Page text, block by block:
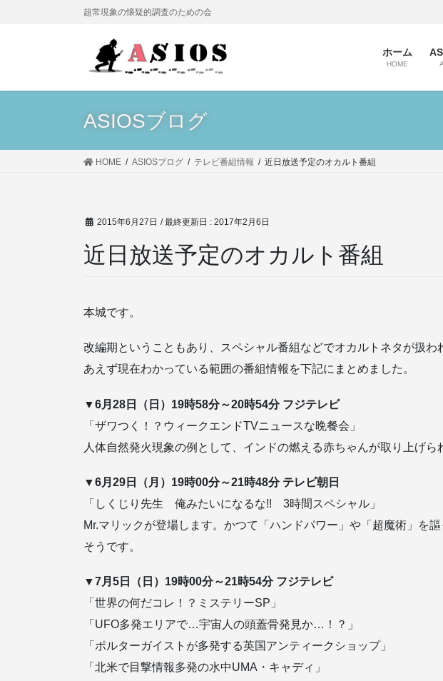
に
ョ
超常現象の懐疑的調査のための会
ホーム
HOME
ASIOSブログ
HOME ASIOSブログ テレビ番組情報 近日放送予定のオカルト番組
2015年6月27日 / 最終更新日 : 2017年2月6日
近日放送予定のオカルト番組
本城です。
改編期ということもあり、スペシャル番組などでオカルトネタが扱わ
あえず現在わかっている範囲の番組情報を下記にまとめました。
▼6月28日（日）19時58分～20時54分 フジテレビ
「ザワつく！？ウィークエンドTVニュースな晩餐会」
人体自然発火現象の例として、インドの燃える赤ちゃんが取り上げら
▼6月29日（月）19時00分～21時48分 テレビ朝日
「しくじり先生 俺みたいになるな!! 3時間スペシャル」
Mr.マリックが登場します。かつて「ハンドパワー」や「超魔術」を
そうです。
▼7月5日（日）19時00分～21時54分 フジテレビ
「世界の何だコレ！？ミステリーSP」
「UFO多発エリアで…宇宙人の頭蓋骨発見か…！？」
「ポルターガイストが多発する英国アンティークショップ」
「北米で目撃情報多発の水中UMA・キャディ」